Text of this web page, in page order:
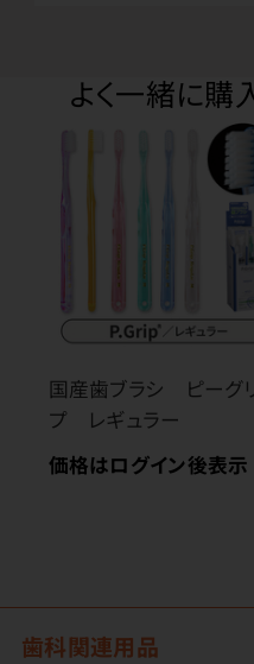
よく一緒に購
国産歯ブラシ ピーグ
プ レギュラー
価格はログイン後表示
歯科関連用品